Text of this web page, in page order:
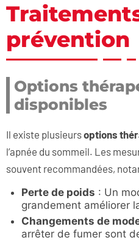
prévention
Options
disponibles
Il existe plusieursoptions
l’apnée du sommeil. Les
souvent recommandées,
Perte de poids : Un
grandement améliorer
Changements de
arrêter de fumer sont